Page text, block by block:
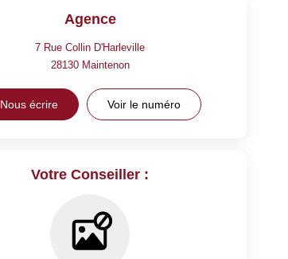
Agence
7 Rue Collin D'Harleville
28130 Maintenon
Nous écrire Voir le numéro
Votre Conseiller :